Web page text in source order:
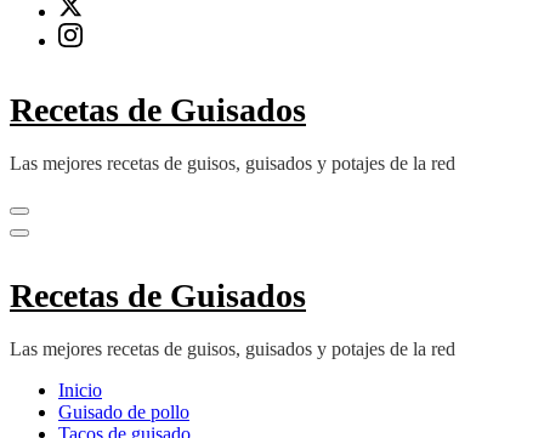
Recetas de Guisados
Las mejores recetas de guisos, guisados y potajes de la red
Recetas de Guisados
Las mejores recetas de guisos, guisados y potajes de la red
Inicio
Guisado de pollo
Tacos de guisado